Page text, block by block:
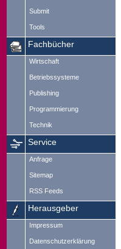
Submit
Tools
Fachbücher
Wirtschaft
Betriebssysteme
Publishing
Programmierung
Technik
Service
Anfrage
Sitemap
RSS Feeds
Herausgeber
Impressum
Datenschutzerklärung